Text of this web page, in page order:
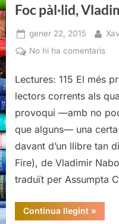
Foc pàl·lid,
Posted
on
gener 22, 2015 By
No hi ha comentarisa
Lectures: 115 El més
lectors corrents als
provoqui —amb no
que alguns— una certa
davant d’un llibre tan
Fire), de Vladimir
traduït per Assumpta
Continua llegint“Foc
pàl·lid,
»